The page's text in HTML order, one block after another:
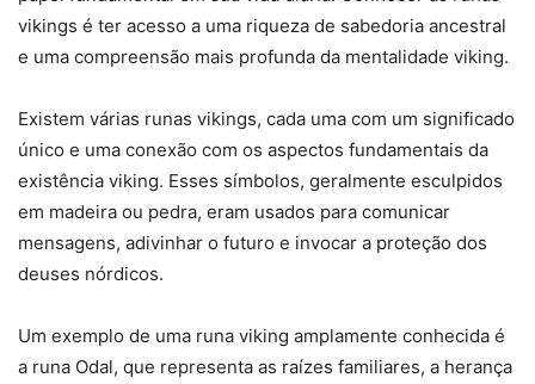
vikings é ter acesso a uma riqueza de sabedoria ancestral
e uma compreensão mais profunda da mentalidade viking.
Existem várias runas vikings, cada uma com um significado
único e uma conexão com os aspectos fundamentais da
existência viking. Esses símbolos, geralmente esculpidos
em madeira ou pedra, eram usados para comunicar
mensagens, adivinhar o futuro e invocar a proteção dos
deuses nórdicos.
Um exemplo de uma runa viking amplamente conhecida é
a runa Odal, que representa as raízes familiares, a herança